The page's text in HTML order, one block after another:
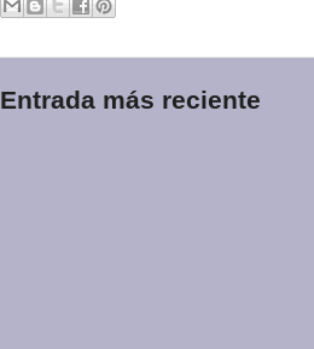
Entrada más reciente